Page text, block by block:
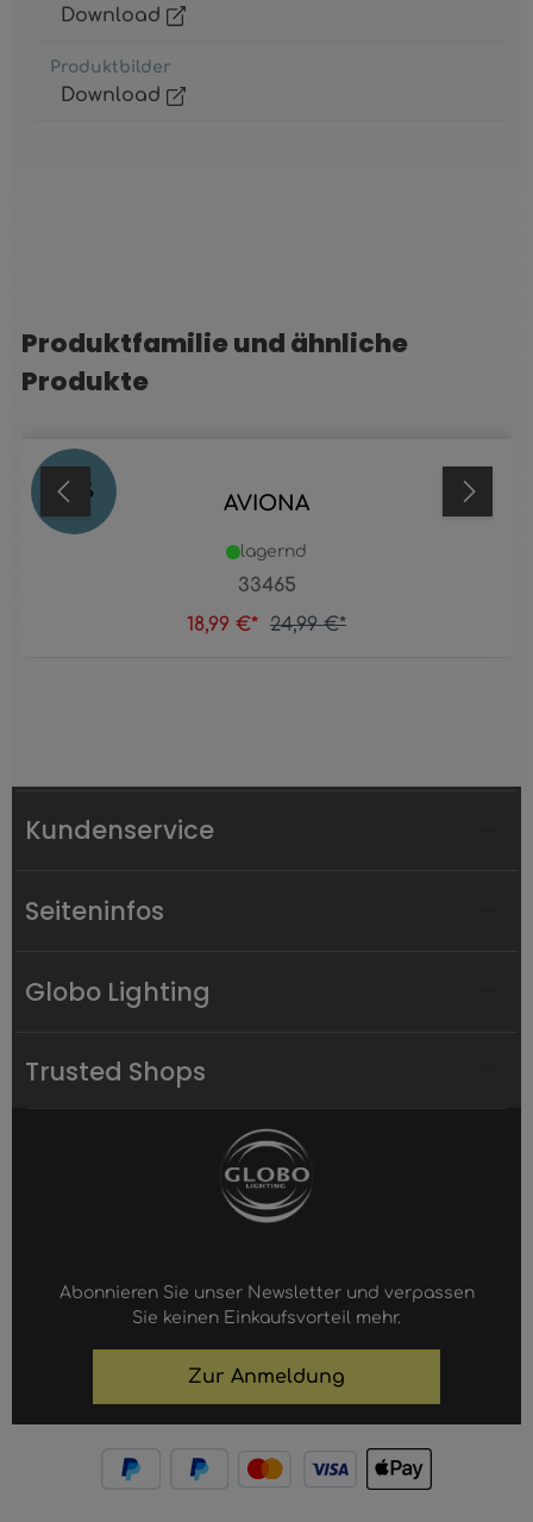
Download
Produktbilder
Download
Produktgalerie überspringen
Produktfamilie und ähnliche
Produkte
24 % AVIONA
33465
lagernd
18,99 €* 24,99 €*
Kundenservice
Seiteninfos
Globo Lighting
Trusted Shops
Abonnieren Sie unser Newsletter und verpassen
Sie keinen Einkaufsvorteil mehr.
Zur Anmeldung